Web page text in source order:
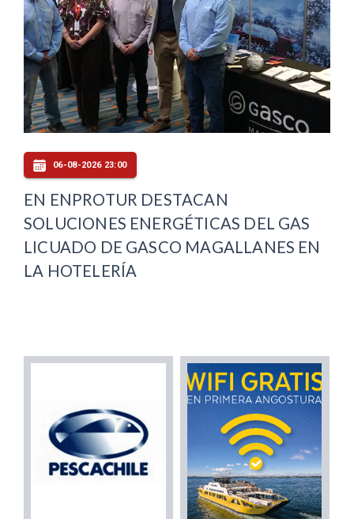
06-08-2026 23:00
EN ENPROTUR DESTACAN
SOLUCIONES ENERGÉTICAS DEL GAS
LICUADO DE GASCO MAGALLANES EN
LA HOTELERÍA